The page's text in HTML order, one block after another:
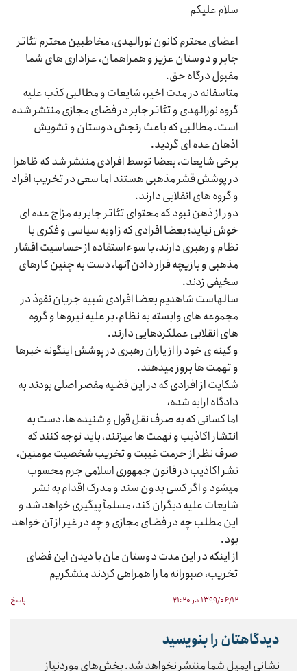
سلام علیکم
اعضای محترم کانون نورالهدی، مخاطبین محترم تئاتر
جابر و دوستان عزیز و همراهمان، عزاداری های شما
مقبول درگاه حق.
متاسفانه در مدت اخیر، شایعات و مطالبی کذب علیه
گروه نورالهدی و تئاتر جابر در فضای مجازی منتشر شده
است. مطالبی که باعث رنجش دوستان و تشویش
اذهان عده ای گردید.
برخی شایعات، بعضا توسط افرادی منتشر شد که ظاهرا
در پوشش قشر مذهبی هستند اما سعی در تخریب افراد
و گروه های انقلابی دارند.
دور از ذهن نبود که محتوای تئاتر جابر به مزاج عده ای
خوش نیاید؛ بعضا افرادی که زاویه سیاسی و فکری با
نظام و رهبری دارند، با سوءاستفاده از حساسیت اقشار
مذهبی و بازیچه قرار دادن آنها، دست به چنین کارهای
سخیفی زدند.
سالهاست شاهدیم بعضا افرادی شبیه جریان نفوذ در
مجموعه های وابسته به نظام، بر علیه نیروها و گروه
های انقلابی عملکردهایی دارند.
و کینه ی خود را از یاران رهبری در پوشش اینگونه خبرها
و تهمت ها بروز میدهند.
شکایت از افرادی که در این قضیه مقصر اصلی بودند به
دادگاه ارایه شده،
اما کسانی که به صرف نقل قول و شنیده ها، دست به
انتشار اکاذیب و تهمت ها میزنند، باید توجه کنند که
صرف نظر از حرمت غیبت و تخریب شخصیت مومنین،
نشر اکاذیب در قانون جمهوری اسلامی جرم محسوب
میشود و اگر کسی بدون سند و مدرک اقدام به نشر
شایعات علیه دیگران کند، مسلماً پیگیری خواهد شد و
این مطلب چه در فضای مجازی و چه در غیر از آن خواهد
بود.
از اینکه در این مدت دوستان مان با دیدن این فضای
تخریب، صبورانه ما را همراهی کردند متشکریم
۱۳۹۹/۰۶/۱۲ در ۲۱:۲۰ پاسخ
دیدگاهتان را بنویسید
نشانی ایمیل شما منتشر نخواهد شد.بخش‌های موردنیاز